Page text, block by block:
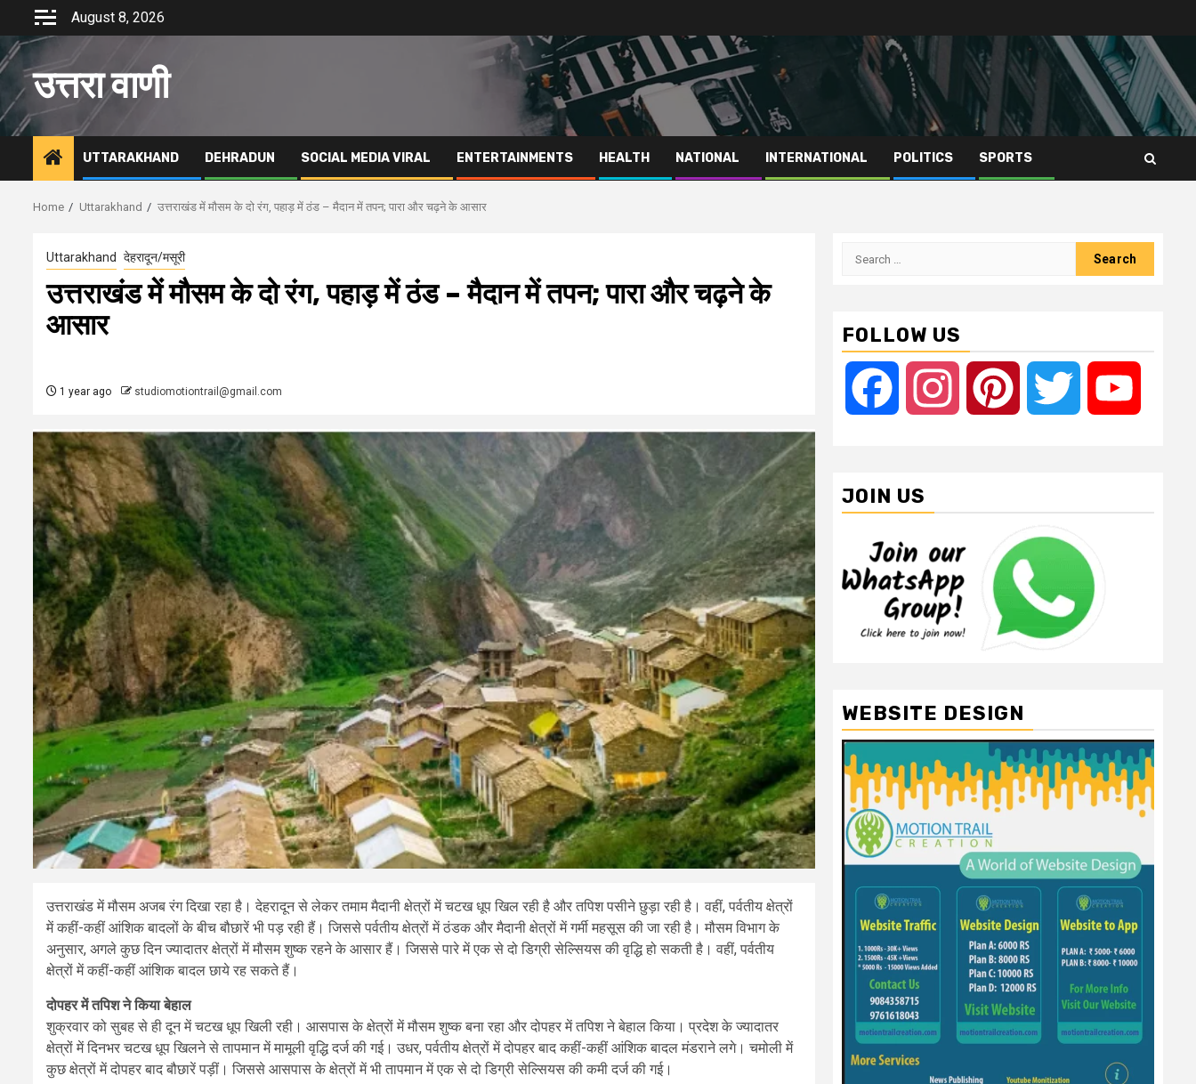
content
August 8, 2026
उत्तरा वाणी
UTTARAKHAND DEHRADUN SOCIAL MEDIA VIRAL ENTERTAINMENTS HEALTH NATIONAL INTERNATIONAL POLITICS SPORTS
Home Uttarakhand उत्तराखंड में मौसम के दो रंग, पहाड़ में ठंड – मैदान में तपन; पारा और चढ़ने के आसार
Uttarakhand देहरादून/मसूरी
उत्तराखंड में मौसम के दो रंग, पहाड़ में ठंड – मैदान में तपन; पारा और चढ़ने के
आसार
1 year ago studiomotiontrail@gmail.com
उत्तराखंड में मौसम अजब रंग दिखा रहा है। देहरादून से लेकर तमाम मैदानी क्षेत्रों में चटख धूप खिल रही है और तपिश पसीने छुड़ा रही है। वहीं, पर्वतीय क्षेत्रों
में कहीं-कहीं आंशिक बादलों के बीच बौछारें भी पड़ रही हैं। जिससे पर्वतीय क्षेत्रों में ठंडक और मैदानी क्षेत्रों में गर्मी महसूस की जा रही है। मौसम विभाग के
अनुसार, अगले कुछ दिन ज्यादातर क्षेत्रों में मौसम शुष्क रहने के आसार हैं। जिससे पारे में एक से दो डिग्री सेल्सियस की वृद्धि हो सकती है। वहीं, पर्वतीय
क्षेत्रों में कहीं-कहीं आंशिक बादल छाये रह सकते हैं।
दोपहर में तपिश ने किया बेहाल
शुक्रवार को सुबह से ही दून में चटख धूप खिली रही। आसपास के क्षेत्रों में मौसम शुष्क बना रहा और दोपहर में तपिश ने बेहाल किया। प्रदेश के ज्यादातर
क्षेत्रों में दिनभर चटख धूप खिलने से तापमान में मामूली वृद्धि दर्ज की गई। उधर, पर्वतीय क्षेत्रों में दोपहर बाद कहीं-कहीं आंशिक बादल मंडराने लगे। चमोली में
कुछ क्षेत्रों में दोपहर बाद बौछारें पड़ीं। जिससे आसपास के क्षेत्रों में भी तापमान में एक से दो डिग्री सेल्सियस की कमी दर्ज की गई।
Search
FOLLOW US
Facebook Instagram Pinterest Twitter
JOIN US
WEBSITE DESIGN